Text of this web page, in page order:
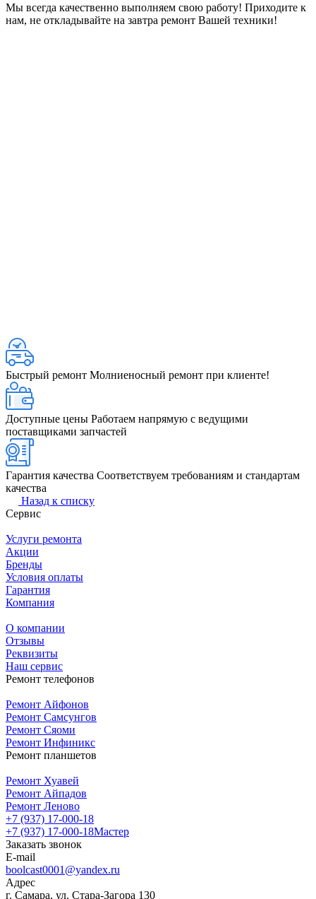
Мы всегда качественно выполняем свою работу! Приходите к
нам, не откладывайте на завтра ремонт Вашей техники!
Быстрый ремонт Молниеносный ремонт при клиенте!
Доступные цены Работаем напрямую с ведущими
поставщиками запчастей
Гарантия качества Соответствуем требованиям и стандартам
качества
Назад к списку
Сервис
Услуги ремонта
Акции
Бренды
Условия оплаты
Гарантия
Компания
О компании
Отзывы
Реквизиты
Наш сервис
Ремонт телефонов
Ремонт Айфонов
Ремонт Самсунгов
Ремонт Сяоми
Ремонт Инфиникс
Ремонт планшетов
Ремонт Хуавей
Ремонт Айпадов
Ремонт Леново
+7 (937) 17-000-18
+7 (937) 17-000-18Мастер
Заказать звонок
E-mail
boolcast0001@yandex.ru
Адрес
г. Самара, ул. Стара-Загора 130